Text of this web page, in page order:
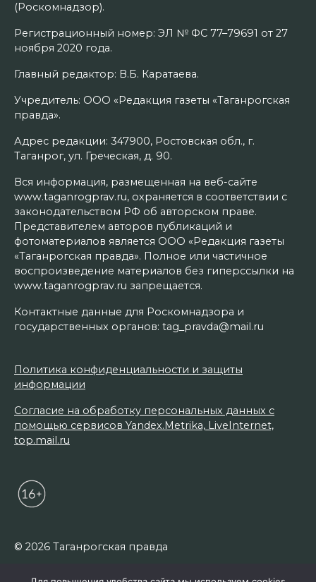
(Роскомнадзор).
Регистрационный номер: ЭЛ № ФС 77–79691 от 27
ноября 2020 года.
Главный редактор: В.Б. Каратаева.
Учредитель: ООО «Редакция газеты «Таганрогская
правда».
Адрес редакции: 347900, Ростовская обл., г.
Таганрог, ул. Греческая, д. 90.
Вся информация, размещенная на веб-сайте
www.taganrogprav.ru, охраняется в соответствии с
законодательством РФ об авторском праве.
Представителем авторов публикаций и
фотоматериалов является ООО «Редакция газеты
«Таганрогская правда». Полное или частичное
воспроизведение материалов без гиперссылки на
www.taganrogprav.ru запрещается.
Контактные данные для Роскомнадзора и
государственных органов: tag_pravda@mail.ru
Политика конфиденциальности и защиты
информации
Согласие на обработку персональных данных с
помощью сервисов Yandex.Metrika, LiveInternet,
top.mail.ru
© 2026 Таганрогская правда